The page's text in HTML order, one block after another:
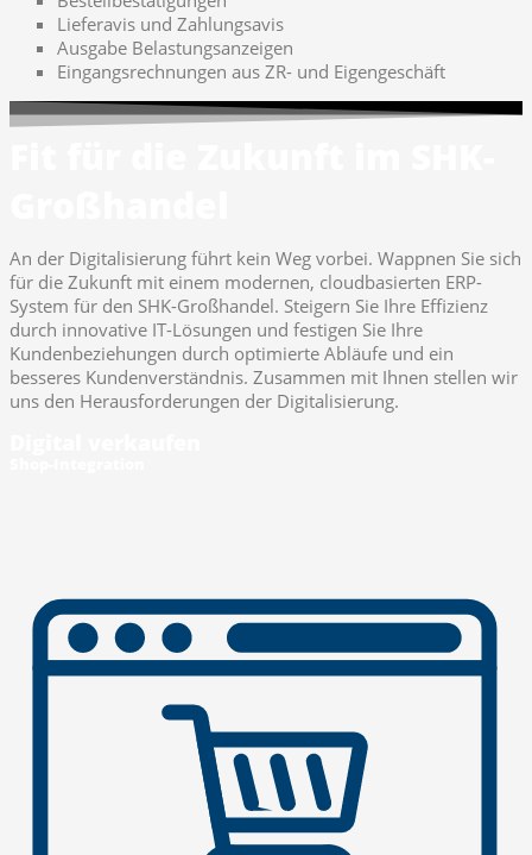
Lieferavis und Zahlungsavis
Ausgabe Belastungsanzeigen
Eingangsrechnungen aus ZR- und Eigengeschäft
An der Digitalisierung führt kein Weg vorbei. Wappnen Sie sich
für die Zukunft mit einem modernen, cloudbasierten ERP-
System für den SHK-Großhandel. Steigern Sie Ihre Effizienz
durch innovative IT-Lösungen und festigen Sie Ihre
Kundenbeziehungen durch optimierte Abläufe und ein
besseres Kundenverständnis. Zusammen mit Ihnen stellen wir
uns den Herausforderungen der Digitalisierung.